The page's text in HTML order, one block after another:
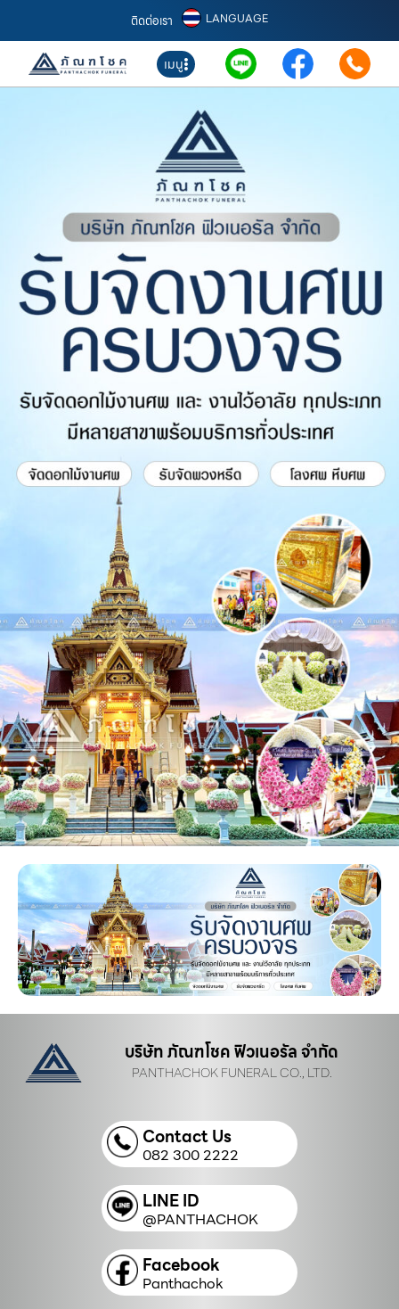
ติดต่อเรา LANGUAGE
เมนู
บริษัท ภัณฑโชค ฟิวเนอรัล จำกัด
PANTHACHOK FUNERAL CO., LTD.
Contact Us
082 300 2222
LINE ID
@PANTHACHOK
Facebook
Panthachok